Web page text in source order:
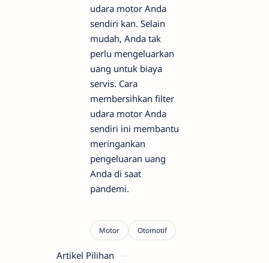
udara motor Anda
sendiri kan. Selain
mudah, Anda tak
perlu mengeluarkan
uang untuk biaya
servis. Cara
membersihkan filter
udara motor Anda
sendiri ini membantu
meringankan
pengeluaran uang
Anda di saat
pandemi.
Artikel Pilihan